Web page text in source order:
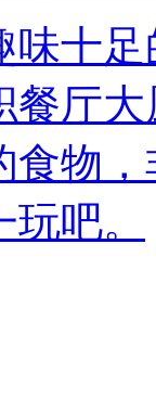
味十
餐厅
食物
吧。